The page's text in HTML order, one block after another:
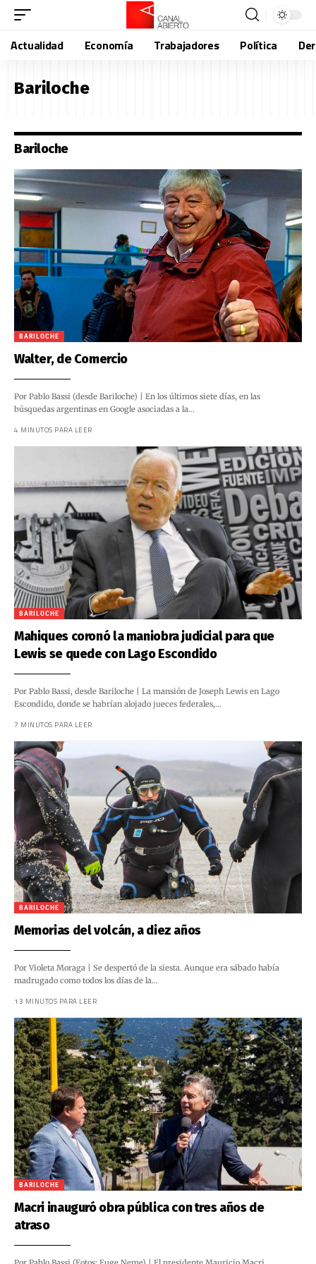
Actualidad Economía Trabajadores Política
Bariloche
Bariloche
BARILOCHE
Walter, de Comercio
Por Pablo Bassi (desde Bariloche) | En los últimos siete días, en las
búsquedas argentinas en Google asociadas a la…
4 MINUTOS PARA LEER
BARILOCHE
Mahiques coronó la maniobra judicial para que
Lewis se quede con Lago Escondido
Por Pablo Bassi, desde Bariloche | La mansión de Joseph Lewis en Lago
Escondido, donde se habrían alojado jueces federales,…
7 MINUTOS PARA LEER
BARILOCHE
Memorias del volcán, a diez años
Por Violeta Moraga | Se despertó de la siesta. Aunque era sábado había
madrugado como todos los días de la…
13 MINUTOS PARA LEER
BARILOCHE
Macri inauguró obra pública con tres años de
atraso